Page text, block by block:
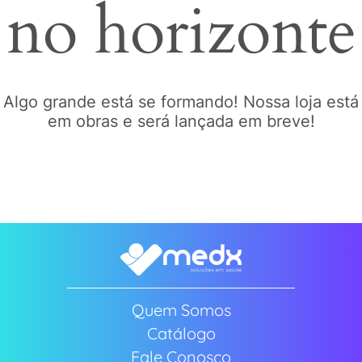
no horizonte
Algo grande está se formando! Nossa loja está
em obras e será lançada em breve!
Quem Somos
Catálogo
Fale Conosco